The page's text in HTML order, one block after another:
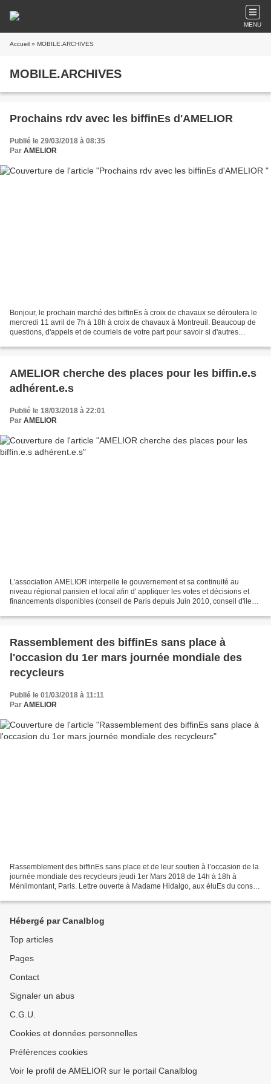
MENU
Accueil » MOBILE.ARCHIVES
MOBILE.ARCHIVES
Prochains rdv avec les biffinEs d'AMELIOR
Publié le 29/03/2018 à 08:35
Par AMELIOR
Bonjour, le prochain marché des biffinEs à croix de chavaux se déroulera le
mercredi 11 avril de 7h à 18h à croix de chavaux à Montreuil. Beaucoup de
questions, d'appels et de courriels de votre part pour savoir si d'autres
AMELIOR cherche des places pour les biffin.e.s
adhérent.e.s
Publié le 18/03/2018 à 22:01
Par AMELIOR
L'association AMELIOR interpelle le gouvernement et sa continuité au
niveau régional parisien et local afin d' appliquer les votes et décisions et
financements disponibles (conseil de Paris depuis Juin 2010, conseil d'ile
Rassemblement des biffinEs sans place à
l'occasion du 1er mars journée mondiale des
recycleurs
Publié le 01/03/2018 à 11:11
Par AMELIOR
Rassemblement des biffinEs sans place et de leur soutien à l’occasion de la
journée mondiale des recycleurs jeudi 1er Mars 2018 de 14h à 18h à
Ménilmontant, Paris. Lettre ouverte à Madame Hidalgo, aux éluEs du conseil
Hébergé par Canalblog
Top articles
Pages
Contact
Signaler un abus
C.G.U.
Cookies et données personnelles
Préférences cookies
Voir le profil de AMELIOR sur le portail Canalblog